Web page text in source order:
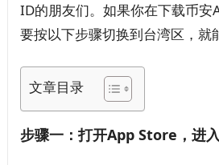
ID的朋友们。如果你在下载币安
要按以下步骤切换到台湾区，就
文章目录
步骤一：打开App Store，进